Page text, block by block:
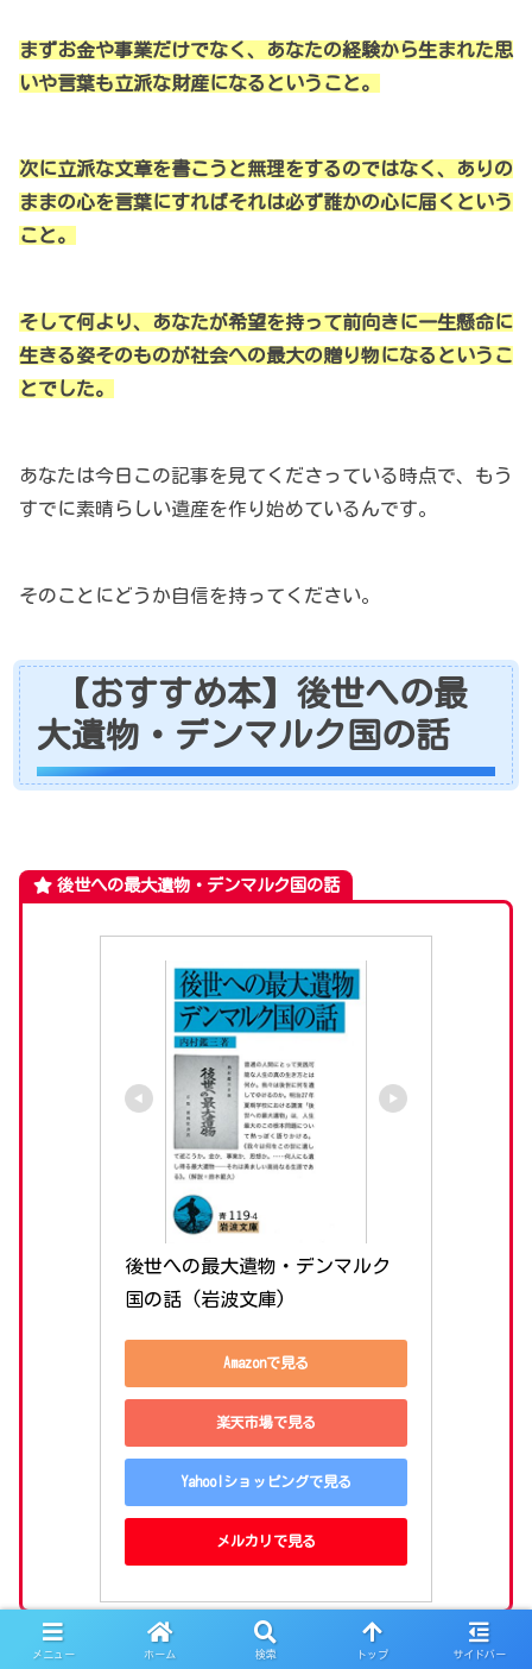
まずお金や事業だけでなく、あなたの経験から生まれた思
いや言葉も立派な財産になるということ。
次に立派な文章を書こうと無理をするのではなく、ありの
ままの心を言葉にすればそれは必ず誰かの心に届くという
こと。
そして何より、あなたが希望を持って前向きに一生懸命に
生きる姿そのものが社会への最大の贈り物になるというこ
とでした。
あなたは今日この記事を見てくださっている時点で、もう
すでに素晴らしい遺産を作り始めているんです。
そのことにどうか自信を持ってください。
【おすすめ本】後世への最
大遺物・デンマルク国の話
後世への最大遺物・デンマルク国の話
後世への最大遺物・デンマルク
国の話 (岩波文庫)
Amazonで見る
楽天市場で見る
Yahoo!ショッピングで見る
メルカリで見る
メニュー ホーム 検索 トップ サイドバー